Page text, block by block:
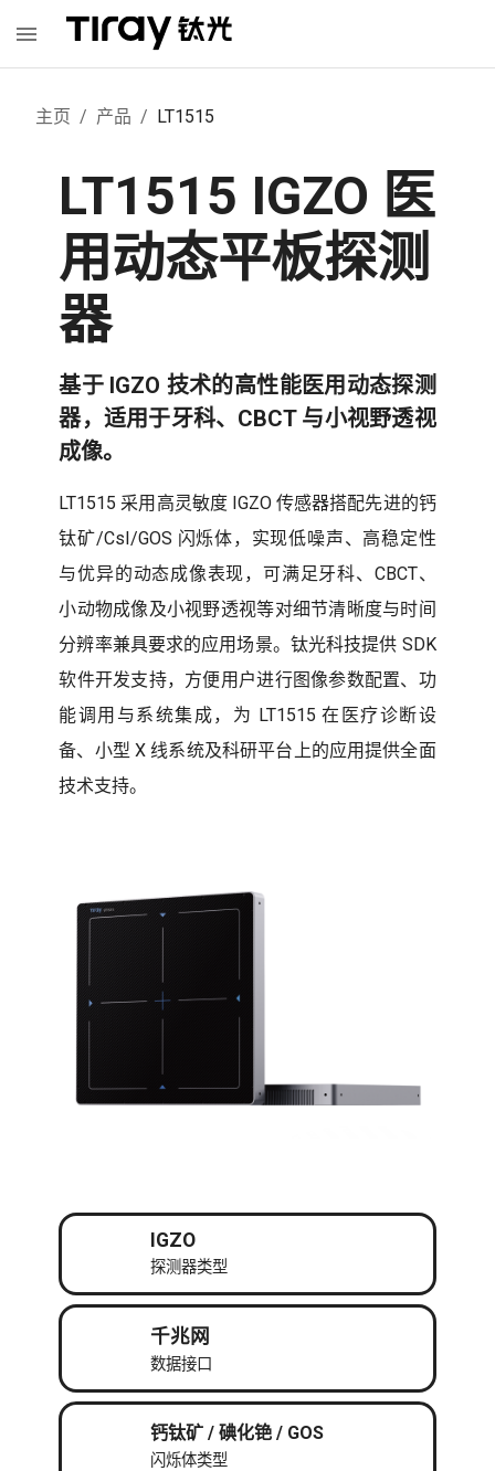
主页 / 产品 / LT1515
LT1515 IGZO 医
用动态平板探测
器
基于 IGZO 技术的高性能医用动态探测
器，适用于牙科、CBCT 与小视野透视
成像。
LT1515 采用高灵敏度 IGZO 传感器搭配先进的钙
钛矿/CsI/GOS 闪烁体，实现低噪声、高稳定性
与优异的动态成像表现，可满足牙科、CBCT、
小动物成像及小视野透视等对细节清晰度与时间
分辨率兼具要求的应用场景。钛光科技提供 SDK
软件开发支持，方便用户进行图像参数配置、功
能调用与系统集成，为 LT1515 在医疗诊断设
备、小型 X 线系统及科研平台上的应用提供全面
技术支持。
IGZO
探测器类型
千兆网
数据接口
钙钛矿 / 碘化铯 / GOS
闪烁体类型